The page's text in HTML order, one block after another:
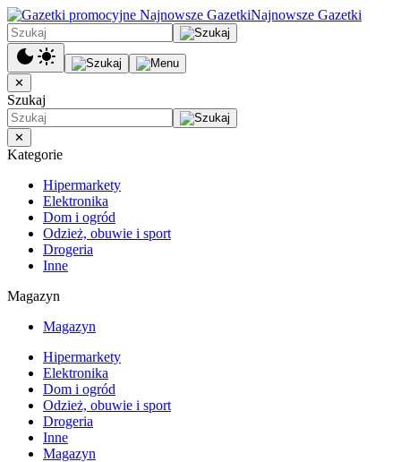
Najnowsze Gazetki
✕
Szukaj
✕
Kategorie
Hipermarkety
Elektronika
Dom i ogród
Odzież, obuwie i sport
Drogeria
Inne
Magazyn
Magazyn
Hipermarkety
Elektronika
Dom i ogród
Odzież, obuwie i sport
Drogeria
Inne
Magazyn